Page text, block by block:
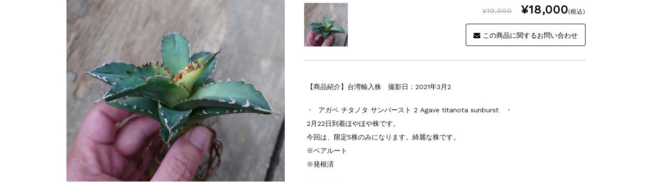
¥19,000 ¥18,000(税込)
この商品に関するお問い合わせ
【商品紹介】台湾輸入株 撮影日：2021年3月2
・ アガベ チタノタ サンバースト 2 Agave titanota sunburst ・
2月22日到着ほやほや株です。
今回は、限定5株のみになります。綺麗な株です。
※ベアルート
※発根済